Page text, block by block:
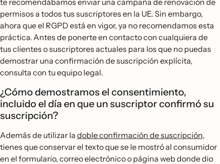
te recomendábamos enviar una campaña de renovación de
permisos a todos tus suscriptores en la UE. Sin embargo,
ahora que el RGPD está en vigor, ya no recomendamos esta
práctica. Antes de ponerte en contacto con cualquiera de
tus clientes o suscriptores actuales para los que no puedas
demostrar una confirmación de suscripción explícita,
consulta con tu equipo legal.
¿Cómo demostramos el consentimiento,
incluido el día en que un suscriptor confirmó su
suscripción?
Además de utilizar la doble confirmación de suscripción,
tienes que conservar el texto que se le mostró al consumidor
en el formulario, correo electrónico o página web donde dio